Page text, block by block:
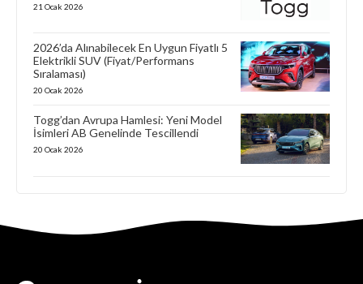
21 Ocak 2026
2026’da Alınabilecek En Uygun Fiyatlı 5
Elektrikli SUV (Fiyat/Performans
Sıralaması)
20 Ocak 2026
Togg’dan Avrupa Hamlesi: Yeni Model
İsimleri AB Genelinde Tescillendi
20 Ocak 2026